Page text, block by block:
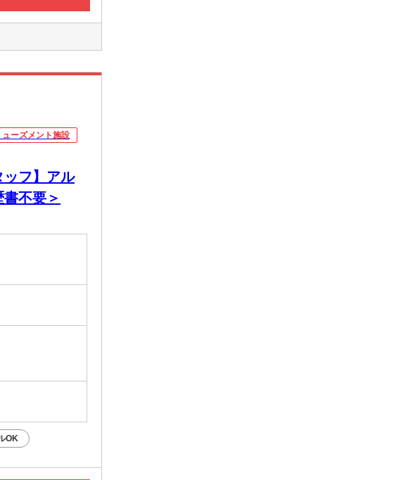
ーズメント施設
ッフ】アル
不要＞
OK